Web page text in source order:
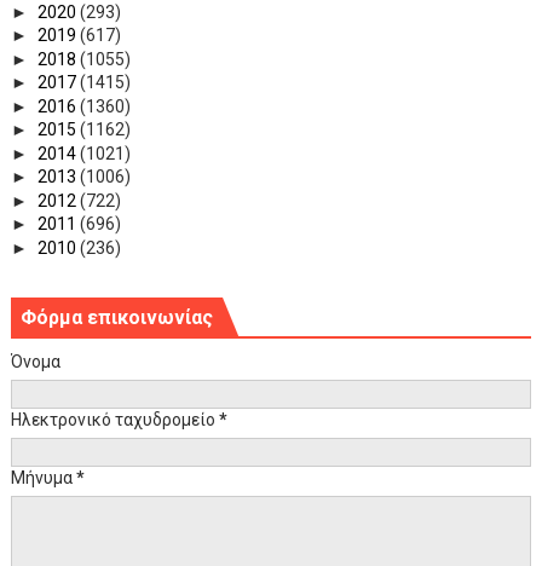
► 2020 (293)
► 2019 (617)
► 2018 (1055)
► 2017(1415)
► 2016 (1360)
► 2015 (1162)
► 2014(1021)
► 2013 (1006)
► 2012 (722)
► 2011 (696)
► 2010 (236)
Φόρμα επικοινωνίας
Όνομα
Ηλεκτρονικό ταχυδρομείο *
Μήνυμα*